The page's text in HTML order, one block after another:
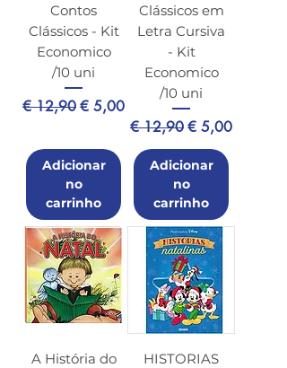
Contos
Clássicos - Kit
Economico
/10 uni
Preço normal
€ 12,90Preço promocional
€ 5,00
Adicionar
no
carrinho
Clássicos em
Letra Cursiva
- Kit
Economico
/10 uni
Preço normal
€ 12,90Preço
€ 5,00
Adicionar
no
carrinho
A História do
HISTORIAS